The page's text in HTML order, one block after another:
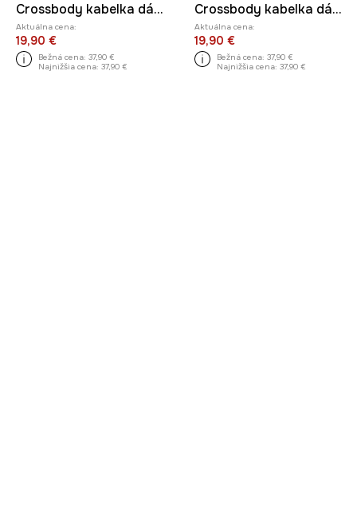
Crossbody kabelka dámska z imitácie kože z kolekcie Kit Mizeres x Medicine
Aktuálna cena:
19,90 €
Bežná cena: 37,90 €
Najnižšia cena: 37,90 €
Crossbody kabelka dámska z imitácie kože z kolekcie Kit Mizeres x Medicine
Aktuálna cena:
19,90 €
Bežná cena: 37,90 €
Najnižšia cena: 37,90 €